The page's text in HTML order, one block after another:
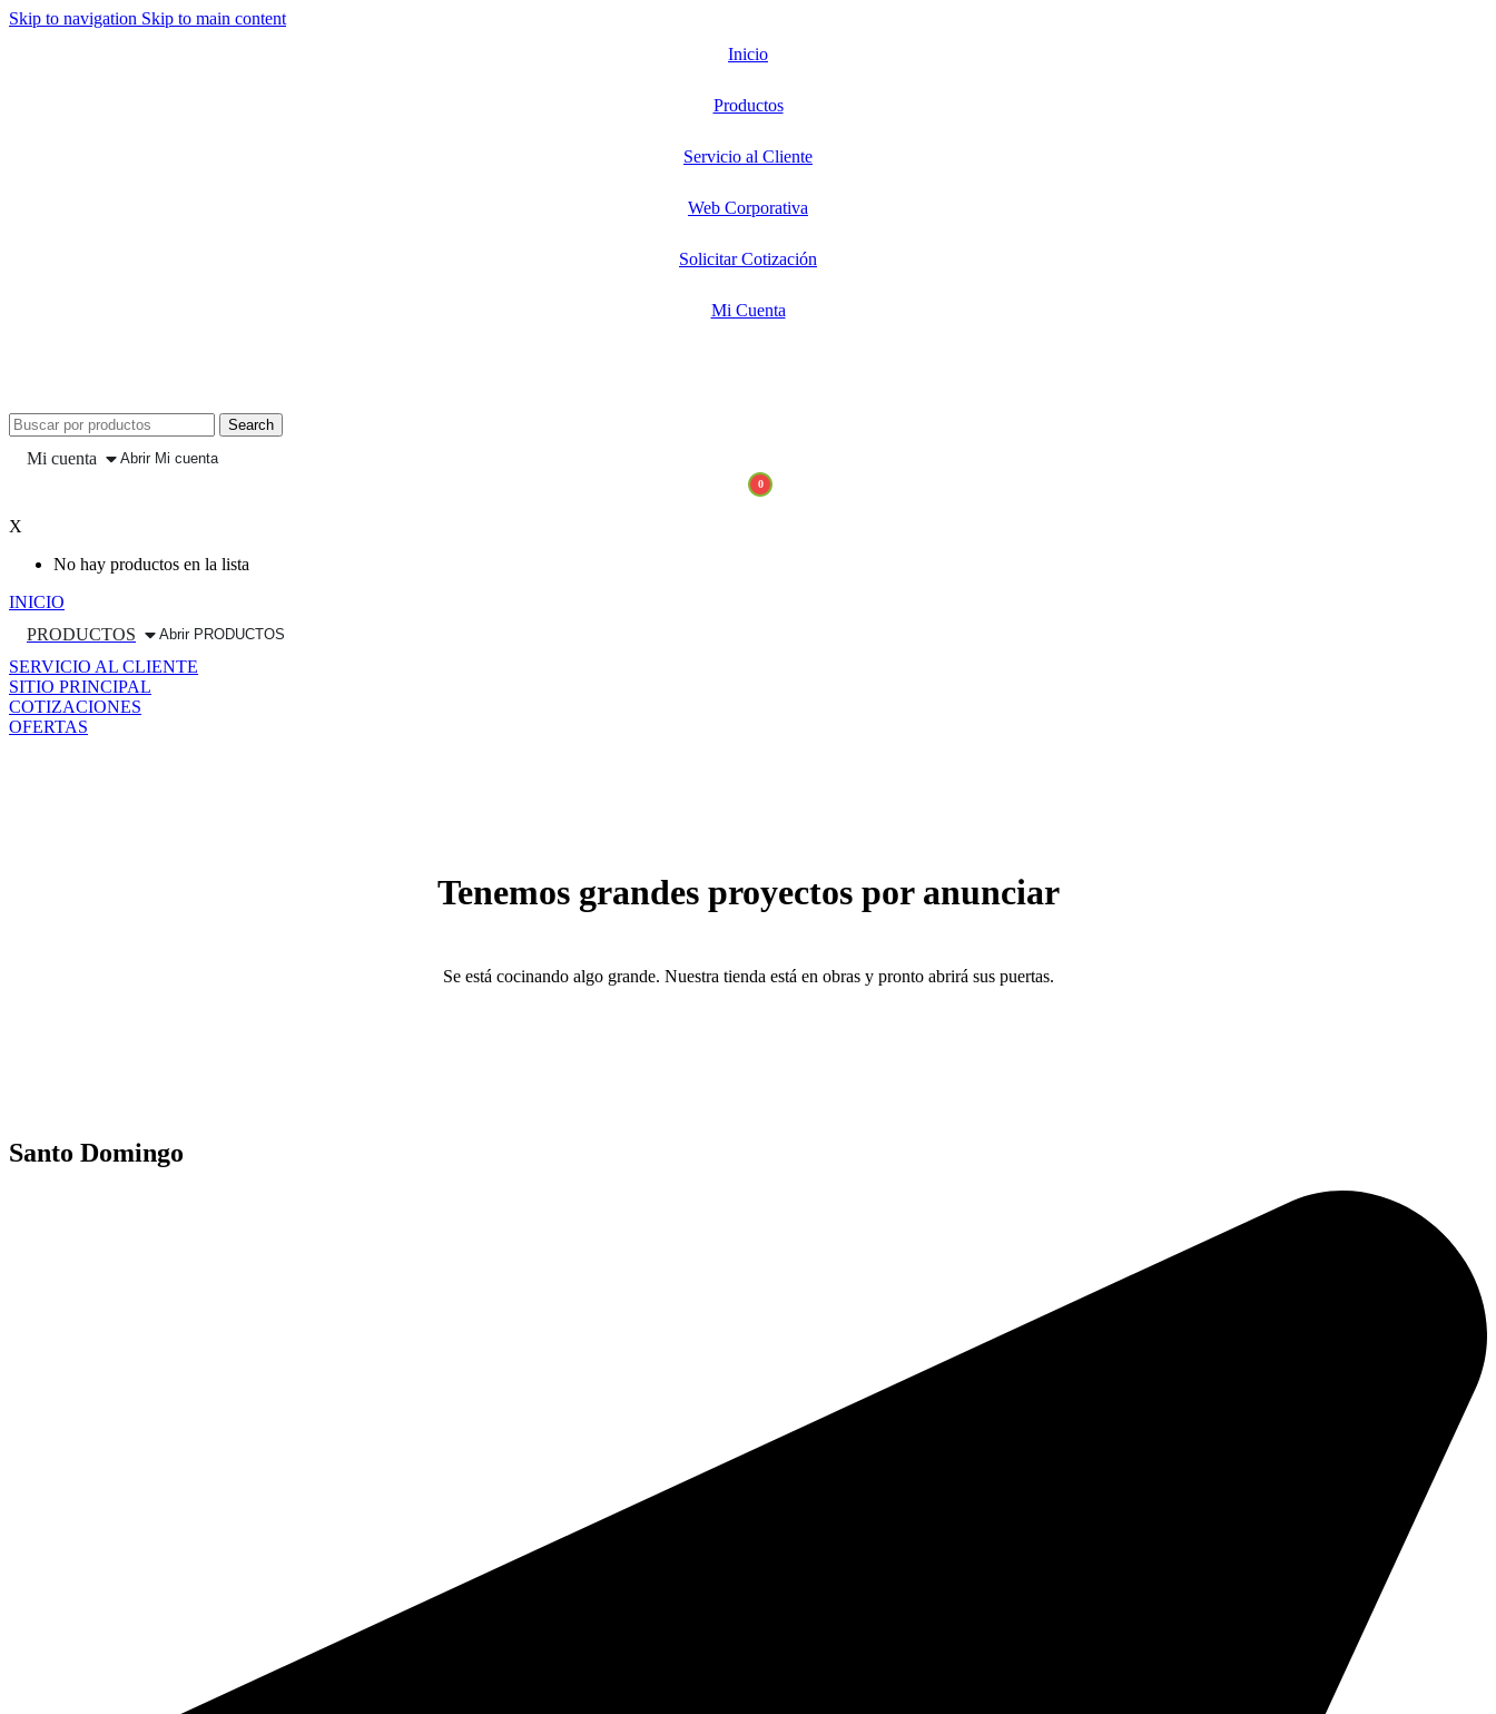
Skip to navigation Skip to main content
Inicio
Productos
Servicio al Cliente
Web Corporativa
Solicitar Cotización
Mi Cuenta
Search
Mi cuenta Abrir Mi cuenta
0
X
No hay productos en la lista
INICIO
PRODUCTOS
Abrir PRODUCTOS
SERVICIO AL CLIENTE
SITIO PRINCIPAL
COTIZACIONES
OFERTAS
Tenemos grandes proyectos por anunciar
Se está cocinando algo grande. Nuestra tienda está en obras y pronto abrirá sus puertas.
Santo Domingo